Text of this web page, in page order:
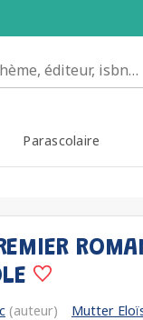
Parascolaire
(auteur) Mutter